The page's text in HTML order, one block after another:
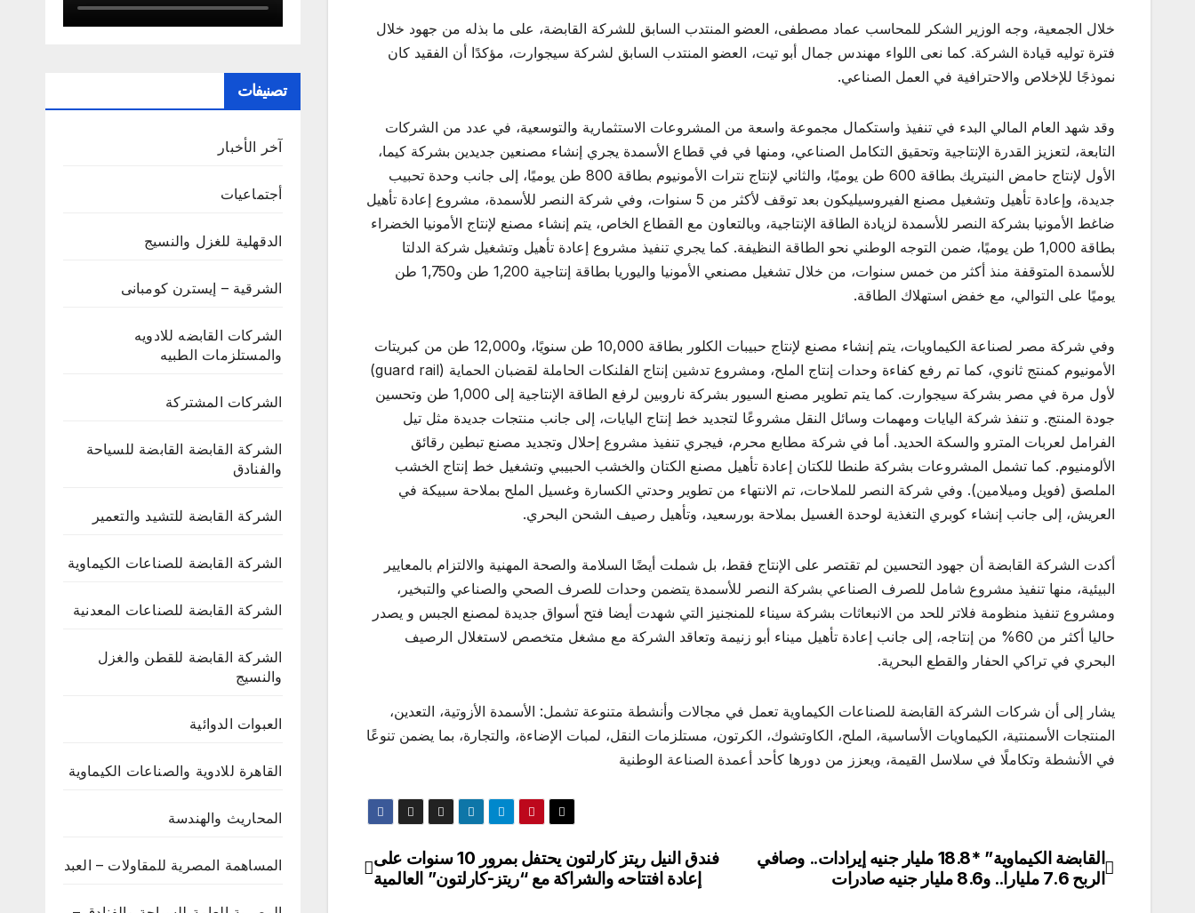
خلال الجمعية، وجه الوزير الشكر للمحاسب عماد مصطفى، العضو المنتدب السابق للشركة القابضة، على ما بذله من جهود خلال
فترة توليه قيادة الشركة. كما نعى اللواء مهندس جمال أبو تيت، العضو المنتدب السابق لشركة سيجوارت، مؤكدًا أن الفقيد كان
نموذجًا للإخلاص والاحترافية في العمل الصناعي.
وقد شهد العام المالي البدء في تنفيذ واستكمال مجموعة واسعة من المشروعات الاستثمارية والتوسعية، في عدد من الشركات
التابعة، لتعزيز القدرة الإنتاجية وتحقيق التكامل الصناعي، ومنها في في قطاع الأسمدة يجري إنشاء مصنعين جديدين بشركة كيما،
الأول لإنتاج حامض النيتريك بطاقة 600 طن يوميًا، والثاني لإنتاج نترات الأمونيوم بطاقة 800 طن يوميًا، إلى جانب وحدة تحبيب
جديدة، وإعادة تأهيل وتشغيل مصنع الفيروسيليكون بعد توقف لأكثر من 5 سنوات، وفي شركة النصر للأسمدة، مشروع إعادة تأهيل
ضاغط الأمونيا بشركة النصر للأسمدة لزيادة الطاقة الإنتاجية، وبالتعاون مع القطاع الخاص، يتم إنشاء مصنع لإنتاج الأمونيا الخضراء
بطاقة 1,000 طن يوميًا، ضمن التوجه الوطني نحو الطاقة النظيفة. كما يجري تنفيذ مشروع إعادة تأهيل وتشغيل شركة الدلتا
للأسمدة المتوقفة منذ أكثر من خمس سنوات، من خلال تشغيل مصنعي الأمونيا واليوريا بطاقة إنتاجية 1,200 طن و1,750 طن
يوميًا على التوالي، مع خفض استهلاك الطاقة.
وفي شركة مصر لصناعة الكيماويات، يتم إنشاء مصنع لإنتاج حبيبات الكلور بطاقة 10,000 طن سنويًا، و12,000 طن من كبريتات
الأمونيوم كمنتج ثانوي، كما تم رفع كفاءة وحدات إنتاج الملح، ومشروع تدشين إنتاج الفلنكات الحاملة لقضبان الحماية (guard rail)
لأول مرة في مصر بشركة سيجوارت. كما يتم تطوير مصنع السيور بشركة ناروبين لرفع الطاقة الإنتاجية إلى 1,000 طن وتحسين
جودة المنتج. و تنفذ شركة اليايات ومهمات وسائل النقل مشروعًا لتجديد خط إنتاج اليايات، إلى جانب منتجات جديدة مثل تيل
الفرامل لعربات المترو والسكة الحديد. أما في شركة مطابع محرم، فيجري تنفيذ مشروع إحلال وتجديد مصنع تبطين رقائق
الألومنيوم. كما تشمل المشروعات بشركة طنطا للكتان إعادة تأهيل مصنع الكتان والخشب الحبيبي وتشغيل خط إنتاج الخشب
الملصق (فويل وميلامين). وفي شركة النصر للملاحات، تم الانتهاء من تطوير وحدتي الكسارة وغسيل الملح بملاحة سبيكة في
العريش، إلى جانب إنشاء كوبري التغذية لوحدة الغسيل بملاحة بورسعيد، وتأهيل رصيف الشحن البحري.
أكدت الشركة القابضة أن جهود التحسين لم تقتصر على الإنتاج فقط، بل شملت أيضًا السلامة والصحة المهنية والالتزام بالمعايير
البيئية، منها تنفيذ مشروع شامل للصرف الصناعي بشركة النصر للأسمدة يتضمن وحدات للصرف الصحي والصناعي والتبخير،
ومشروع تنفيذ منظومة فلاتر للحد من الانبعاثات بشركة سيناء للمنجنيز التي شهدت أيضا فتح أسواق جديدة لمصنع الجبس و يصدر
حاليا أكثر من 60% من إنتاجه، إلى جانب إعادة تأهيل ميناء أبو زنيمة وتعاقد الشركة مع مشغل متخصص لاستغلال الرصيف
البحري في تراكي الحفار والقطع البحرية.
يشار إلى أن شركات الشركة القابضة للصناعات الكيماوية تعمل في مجالات وأنشطة متنوعة تشمل: الأسمدة الأزوتية، التعدين،
المنتجات الأسمنتية، الكيماويات الأساسية، الملح، الكاوتشوك، الكرتون، مستلزمات النقل، لمبات الإضاءة، والتجارة، بما يضمن تنوعًا
في الأنشطة وتكاملًا في سلاسل القيمة، ويعزز من دورها كأحد أعمدة الصناعة الوطنية
تصفّح
فندق النيل ريتز كارلتون يحتفل بمرور 10 سنوات على
إعادة افتتاحه والشراكة مع “ريتز-كارلتون” العالمية
القابضة الكيماوية” *18.8 مليار جنيه إيرادات.. وصافي
الربح 7.6 مليارا.. و8.6 مليار جنيه صادرات
تصنيفات
آخر الأخبار
أجتماعيات
الدقهلية للغزل والنسيج
الشرقية – إيسترن كومبانى
الشركات القابضه للادويه
والمستلزمات الطبيه
الشركات المشتركة
الشركة القابضة القابضة للسياحة
والفنادق
الشركة القابضة للتشيد والتعمير
الشركة القابضة للصناعات الكيماوية
الشركة القابضة للصناعات المعدنية
الشركة القابضة للقطن والغزل
والنسيج
العبوات الدوائية
القاهرة للادوية والصناعات الكيماوية
المحاريث والهندسة
المساهمة المصرية للمقاولات – العبد